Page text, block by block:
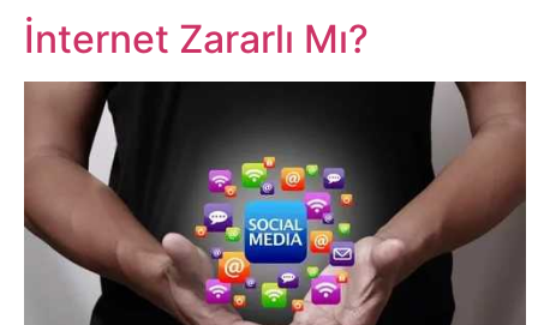
Belgesel
Bilgi
Bilgisayar
Bilim
Bitcoin
İnternet Zararlı Mı?